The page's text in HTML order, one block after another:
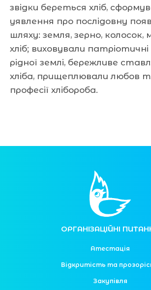
звідки береться хліб,
уявлення про послідовну
шляху: земля, зерно, колосок,
хліб; виховували
рідної землі, бережливе
хліба, прищеплювали любов
професії хлібороба.
ОРГАНІЗАЦІЙНІ
Атестація
Відкритість та
Закупівля